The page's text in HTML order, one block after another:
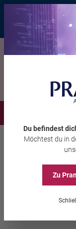
Bis zu 20 € Rabatt*
Edelsteine
Du befindest
Möchtest du in
Zu